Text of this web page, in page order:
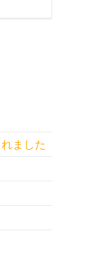
ました